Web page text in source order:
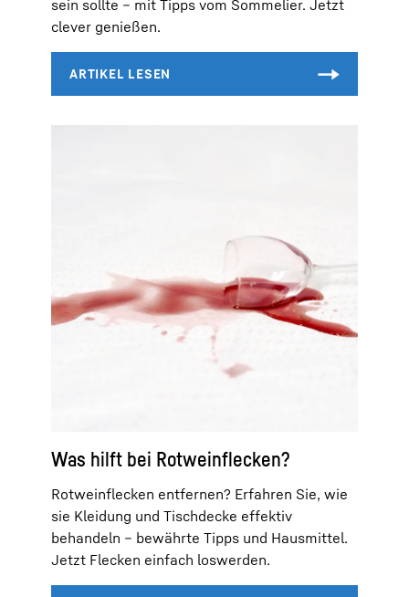
sein sollte – mit Tipps vom Sommelier. Jetzt
clever genießen.
Was hilft bei Rotweinflecken?
Rotweinflecken entfernen? Erfahren Sie, wie
sie Kleidung und Tischdecke effektiv
behandeln – bewährte Tipps und Hausmittel.
Jetzt Flecken einfach loswerden.